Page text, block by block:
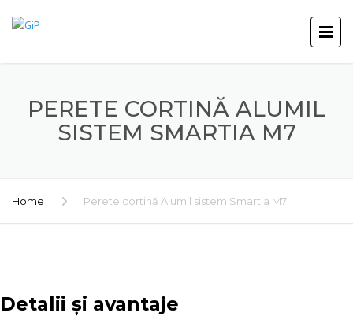
PERETE CORTINĂ ALUMIL
SISTEM SMARTIA M7
Home Perete cortină Alumil sistem Smartia M7
Detalii și avantaje